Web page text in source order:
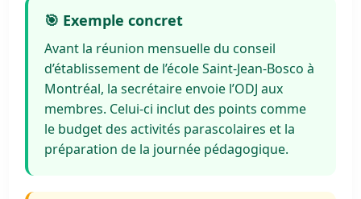
🎯 Exemple concret
Avant la réunion mensuelle du conseil
d’établissement de l’école Saint-Jean-Bosco à
Montréal, la secrétaire envoie l’ODJ aux
membres. Celui-ci inclut des points comme
le budget des activités parascolaires et la
préparation de la journée pédagogique.